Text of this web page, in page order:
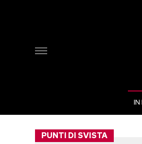
IN
PUNTI DI SVISTA